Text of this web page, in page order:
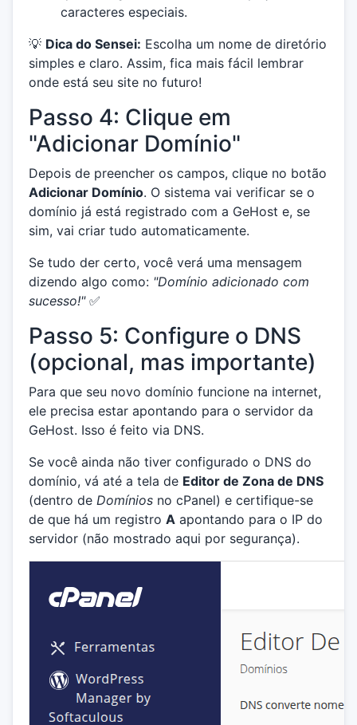
caracteres especiais.
💡 Dica do Sensei: Escolha um nome de diretório
simples e claro. Assim, fica mais fácil lembrar
onde está seu site no futuro!
Passo 4: Clique em
"Adicionar Domínio"
Depois de preencher os campos, clique no botão
Adicionar Domínio. O sistema vai verificar se o
domínio já está registrado com a GeHost e, se
sim, vai criar tudo automaticamente.
Se tudo der certo, você verá uma mensagem
dizendo algo como: "Domínio adicionado com
sucesso!"✅
Passo 5: Configure o DNS
(opcional, mas importante)
Para que seu novo domínio funcione na internet,
ele precisa estar apontando para o servidor da
GeHost. Isso é feito via DNS.
Se você ainda não tiver configurado o DNS do
domínio, vá até a tela de Editor de Zona de DNS
(dentro de Domínios no cPanel) e certifique-se
de que há um registro A apontando para o IP do
servidor (não mostrado aqui por segurança).